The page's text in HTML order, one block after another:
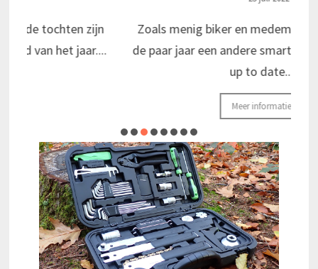
Zoals menig biker en medemens kiezen we om
de paar jaar een andere smartphone uit om weer